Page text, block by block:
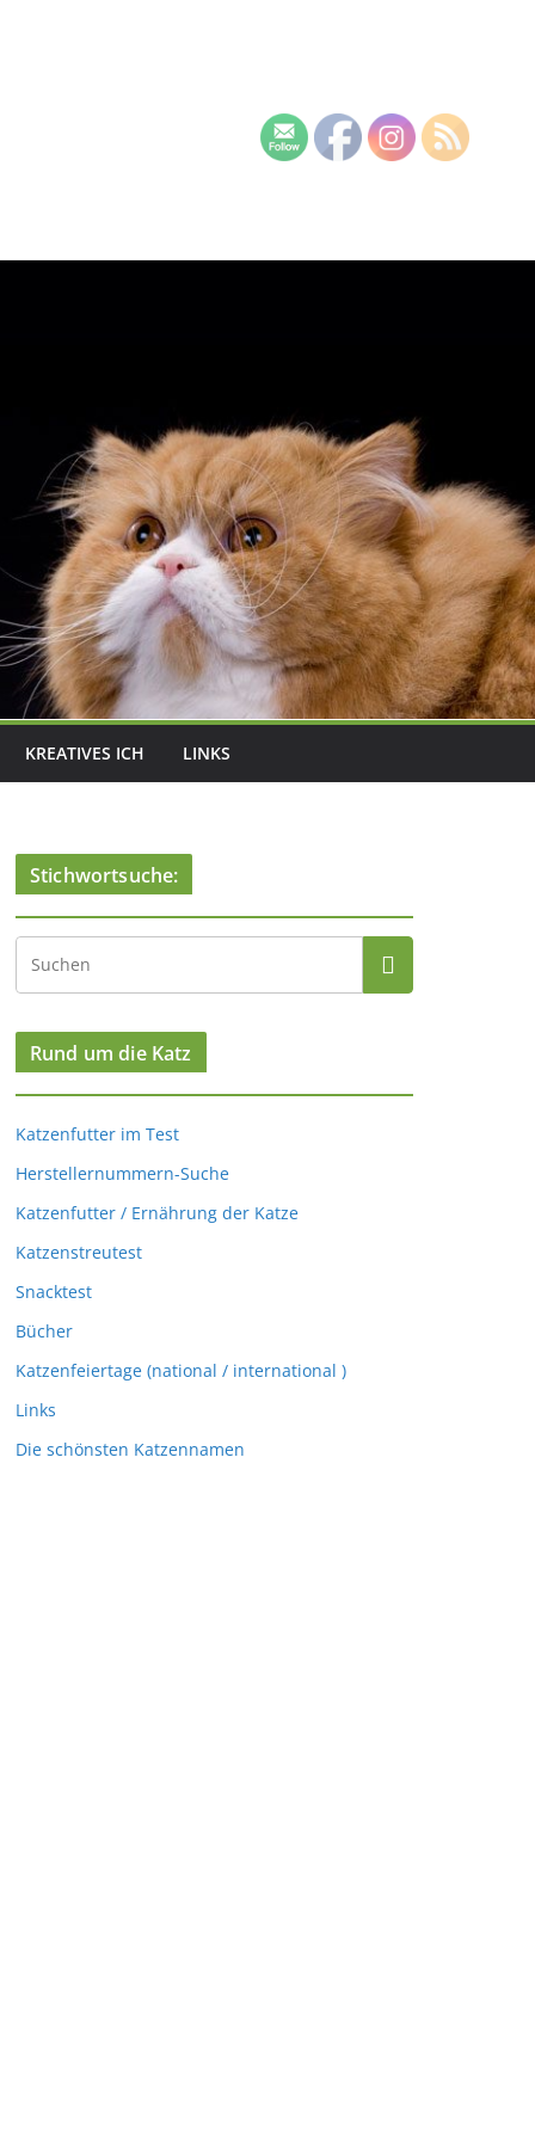
KREATIVES ICH LINKS
Stichwortsuche:
Rund um die Katz
Katzenfutter im Test
Herstellernummern-Suche
Katzenfutter / Ernährung der Katze
Katzenstreutest
Snacktest
Bücher
Katzenfeiertage (national / international )
Links
Die schönsten Katzennamen